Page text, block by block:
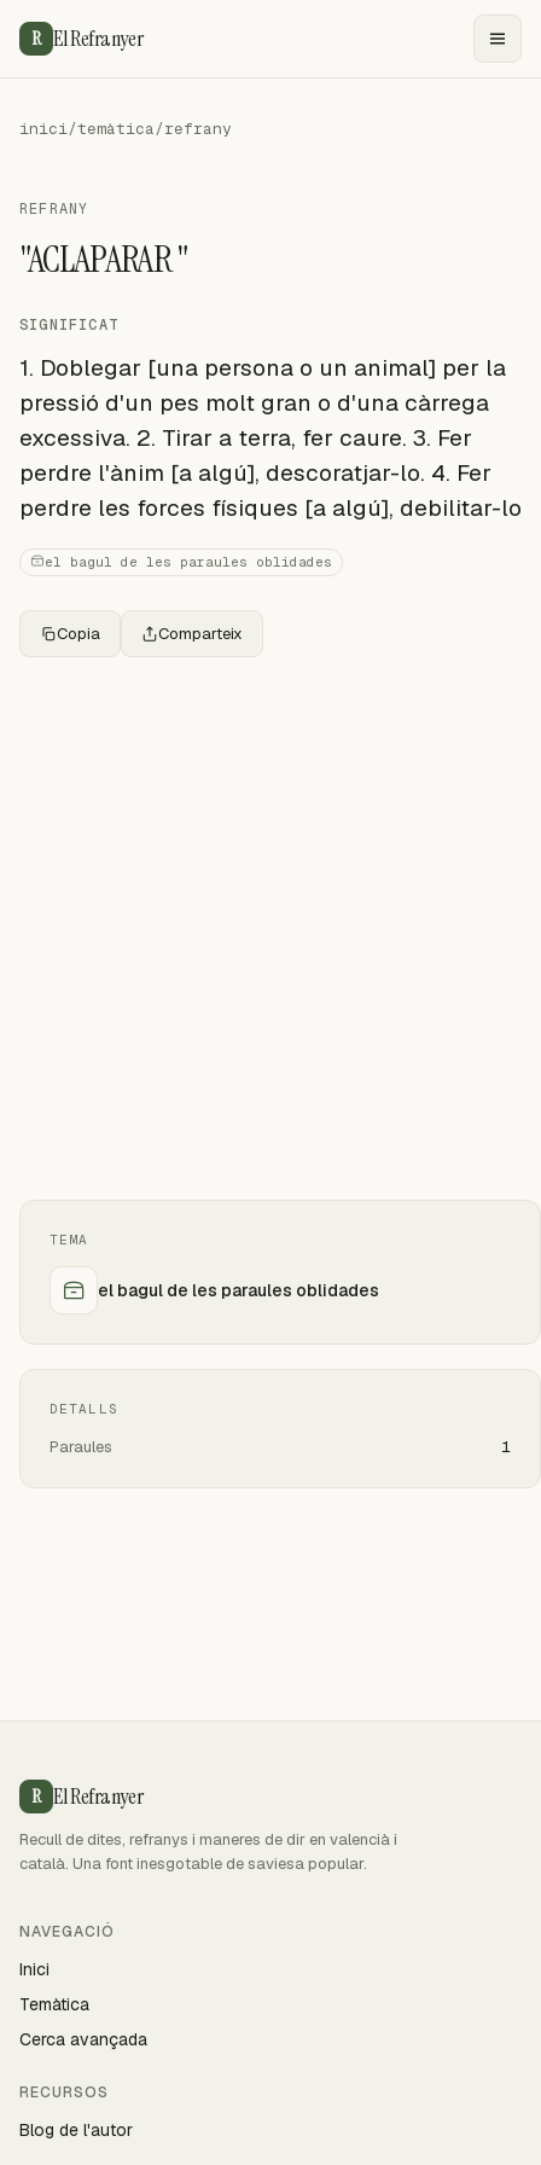
R El Refranyer
inici/temàtica/refrany
REFRANY
"ACLAPARAR "
SIGNIFICAT
1. Doblegar [una persona o un animal] per la
pressió d'un pes molt gran o d'una càrrega
excessiva. 2. Tirar a terra, fer caure. 3. Fer
perdre l'ànim [a algú], descoratjar-lo. 4. Fer
perdre les forces físiques [a algú], debilitar-lo
el bagul de les paraules oblidades
Copia Comparteix
TEMA
el bagul de les paraules oblidades
DETALLS
Paraules 1
R El Refranyer
Recull de dites, refranys i maneres de dir en valencià i
català. Una font inesgotable de saviesa popular.
NAVEGACIÓ
Inici
Temàtica
Cerca avançada
RECURSOS
Blog de l'autor